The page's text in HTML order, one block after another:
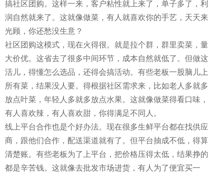
搞社区团购。这样一来，客户粘性就上来了，单子多了，利
润自然就来了。这就像做菜，有人就喜欢你的手艺，天天来
光顾，你还愁没生意？
社区团购这模式，现在火得很。就是拉个群，群里卖菜，量
大价优。这省去了很多中间环节，成本自然就低了。但做这
活儿，得懂怎么选品，还得会搞活动。有些老板一股脑儿上
所有菜，结果没人要。得根据社区需求来，比如老人多就多
放点叶菜，年轻人多就多放点水果。这就像做菜得看口味，
有人喜欢辣，有人喜欢甜，你得满足不同人。
线上平台合作也是个好办法。现在很多生鲜平台都在找供应
商，跟他们合作，配送渠道就有了。但平台抽成不低，得算
清楚账。有些老板为了上平台，把价格压得太低，结果挣的
都是辛苦钱。这就像去批发市场进货，有人为了便宜买一